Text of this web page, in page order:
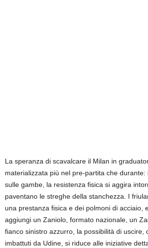
La speranza di scavalcare il Milan in
materializzata più nel pre-partita che
sulle gambe, la resistenza fisica si aggira
paventano le streghe della stanchezza. I
una prestanza fisica e dei polmoni di acciaio,
aggiungi un Zaniolo, formato nazionale, un
fianco sinistro azzurro, la possibilità di uscire,
imbattuti da Udine, si riduce alle iniziative